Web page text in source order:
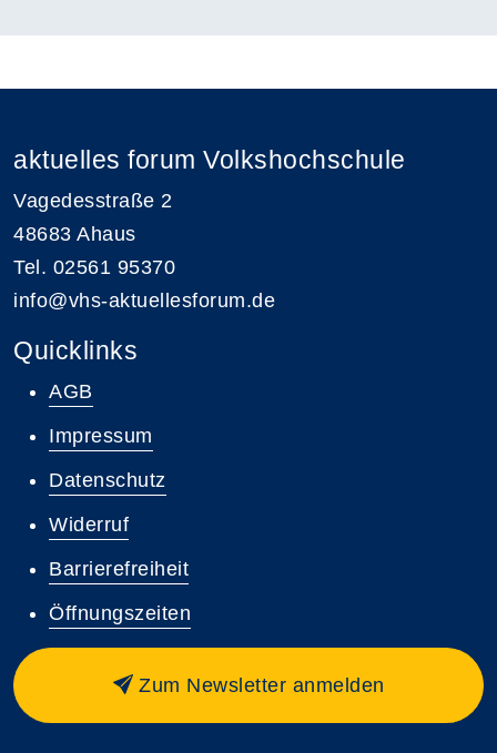
aktuelles forum Volkshochschule
Vagedesstraße 2
48683 Ahaus
Tel. 02561 95370
info@vhs-aktuellesforum.de
Quicklinks
AGB
Impressum
Datenschutz
Widerruf
Barrierefreiheit
Öffnungszeiten
Zum Newsletter anmelden